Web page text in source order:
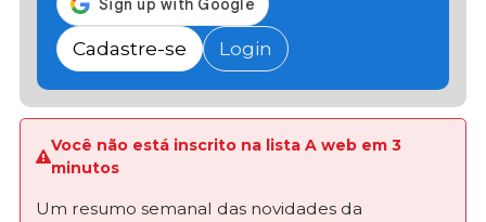
Cadastre-se Login
Você não está inscrito na lista A web em 3
minutos
Um resumo semanal das novidades da